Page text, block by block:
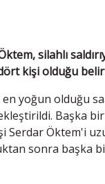
silahlı
kişi olduğu
yoğun olduğu
Başka
Serdar Öktem'i
sonra başka